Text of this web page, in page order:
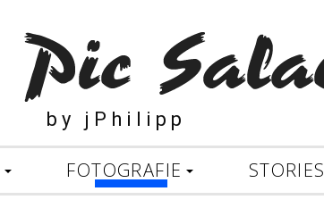
b y j P h i l i p p
FOTOGRAFIE STORIES